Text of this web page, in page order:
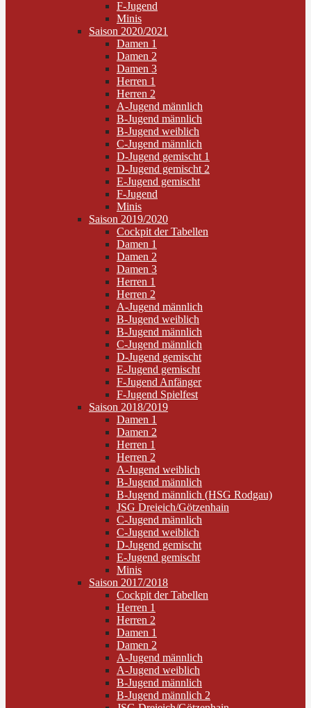
F-Jugend
Minis
Saison 2020/2021
Damen 1
Damen 2
Damen 3
Herren 1
Herren 2
A-Jugend männlich
B-Jugend männlich
B-Jugend weiblich
C-Jugend männlich
D-Jugend gemischt 1
D-Jugend gemischt 2
E-Jugend gemischt
F-Jugend
Minis
Saison 2019/2020
Cockpit der Tabellen
Damen 1
Damen 2
Damen 3
Herren 1
Herren 2
A-Jugend männlich
B-Jugend weiblich
B-Jugend männlich
C-Jugend männlich
D-Jugend gemischt
E-Jugend gemischt
F-Jugend Anfänger
F-Jugend Spielfest
Saison 2018/2019
Damen 1
Damen 2
Herren 1
Herren 2
A-Jugend weiblich
B-Jugend männlich
B-Jugend männlich (HSG Rodgau)
JSG Dreieich/Götzenhain
C-Jugend männlich
C-Jugend weiblich
D-Jugend gemischt
E-Jugend gemischt
Minis
Saison 2017/2018
Cockpit der Tabellen
Herren 1
Herren 2
Damen 1
Damen 2
A-Jugend männlich
A-Jugend weiblich
B-Jugend männlich
B-Jugend männlich 2